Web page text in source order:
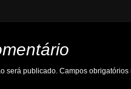
será publicado. Campos